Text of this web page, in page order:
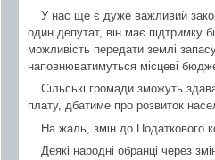
У нас ще є дуже важливий
один депутат, він має підтримку
можливість передати землі
наповнюватимуться місцеві
Сільські громади зможуть
плату, дбатиме про розвиток
На жаль, змін до Податкового
Деякі народні обранці через